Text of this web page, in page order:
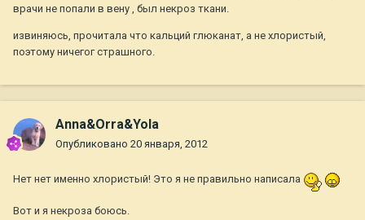
врачи не попали в вену , был некроз ткани.
извиняюсь, прочитала что кальций глюканат, а не хлористый,
поэтому ничегог страшного.
Anna&Orra&Yola
Опубликовано 20 января, 2012
Нет нет именно хлористый! Это я не правильно написала
Вот и я некроза боюсь.